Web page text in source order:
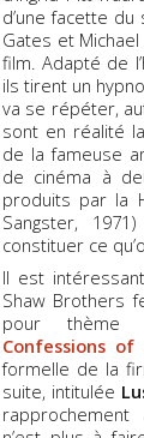
d’une facette
Gates et
film. Adapté de
ils tirent un
va se répéter,
sont en réalité
de la fameuse
de cinéma à
produits par la
Sangster,
constituer ce
Il est
Shaw Brothers
pour thème
Confessions of
formelle de la
suite, intitulée